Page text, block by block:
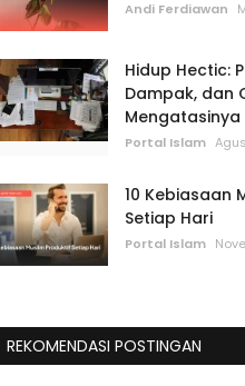
Andi Ferdiawan
Hidup Hectic:
Dampak, dan
Mengatasinya
Portal Islam
10 Kebiasaan
Setiap Hari
Portal Islam
REKOMENDASI POSTINGAN